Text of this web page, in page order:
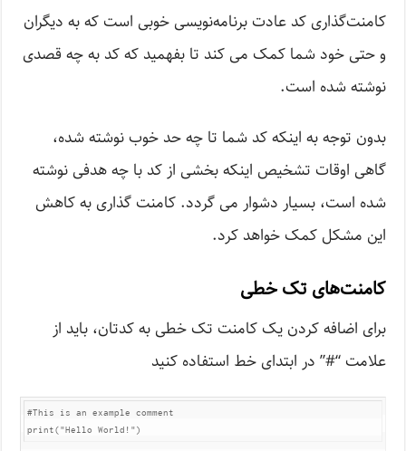
کامنت‌گذاری کد عادت برنامه‌نویسی خوبی است که به دیگران
و حتی خود شما کمک می کند تا بفهمید که کد به چه قصدی
نوشته شده است.
بدون توجه به اینکه کد شما تا چه حد خوب نوشته شده،
گاهی اوقات تشخیص اینکه بخشی از کد با چه هدفی نوشته
شده است، بسیار دشوار می گردد. کامنت گذاری به کاهش
این مشکل کمک خواهد کرد.
کامنت‌های تک خطی
برای اضافه کردن یک کامنت تک خطی به کدتان، باید از
علامت “#” در ابتدای خط استفاده کنید
#This is an example comment
print("Hello World!")